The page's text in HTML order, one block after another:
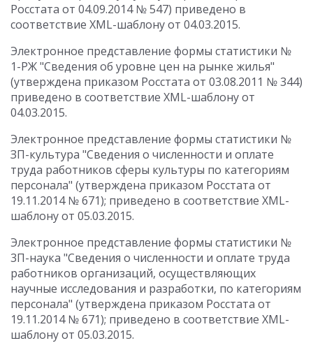
Росстата от 04.09.2014 № 547) приведено в
соответствие XML-шаблону от 04.03.2015.
Электронное представление формы статистики №
1-РЖ "Сведения об уровне цен на рынке жилья"
(утверждена приказом Росстата от 03.08.2011 № 344)
приведено в соответствие XML-шаблону от
04.03.2015.
Электронное представление формы статистики №
ЗП-культура "Сведения о численности и оплате
труда работников сферы культуры по категориям
персонала" (утверждена приказом Росстата от
19.11.2014 № 671); приведено в соответствие XML-
шаблону от 05.03.2015.
Электронное представление формы статистики №
3П-наука "Сведения о численности и оплате труда
работников организаций, осуществляющих
научные исследования и разработки, по категориям
персонала" (утверждена приказом Росстата от
19.11.2014 № 671); приведено в соответствие XML-
шаблону от 05.03.2015.